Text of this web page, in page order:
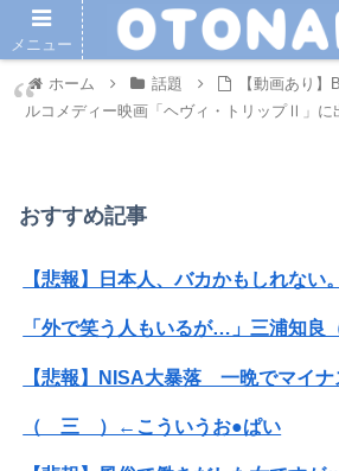
ホーム 話題
【動画あり
ルコメディー映画「ヘヴィ・トリップⅡ」に
おすすめ記事
（ 三 ）←こういうお●ぱい
メニュー